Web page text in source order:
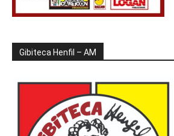
Gibiteca Henfil – AM